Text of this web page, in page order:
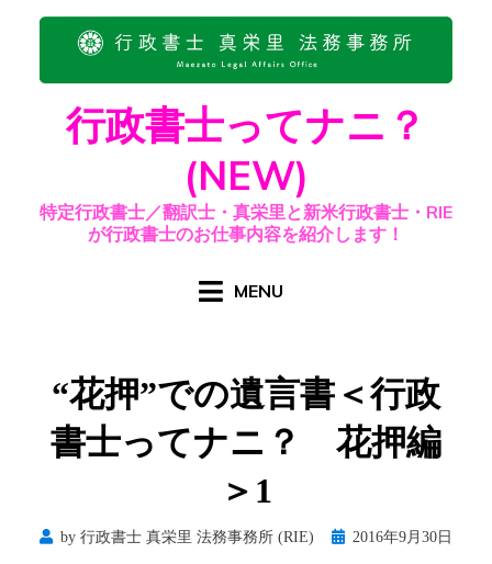
行政書士ってナニ？
(NEW)
特定行政書士／翻訳士・真栄里と新米行政書士・RIE
が行政書士のお仕事内容を紹介します！
MENU
“花押”での遺言書＜行政
書士ってナニ？ 花押編
＞1
by 行政書士 真栄里 法務事務所 (RIE)
Posted2016年9月30日